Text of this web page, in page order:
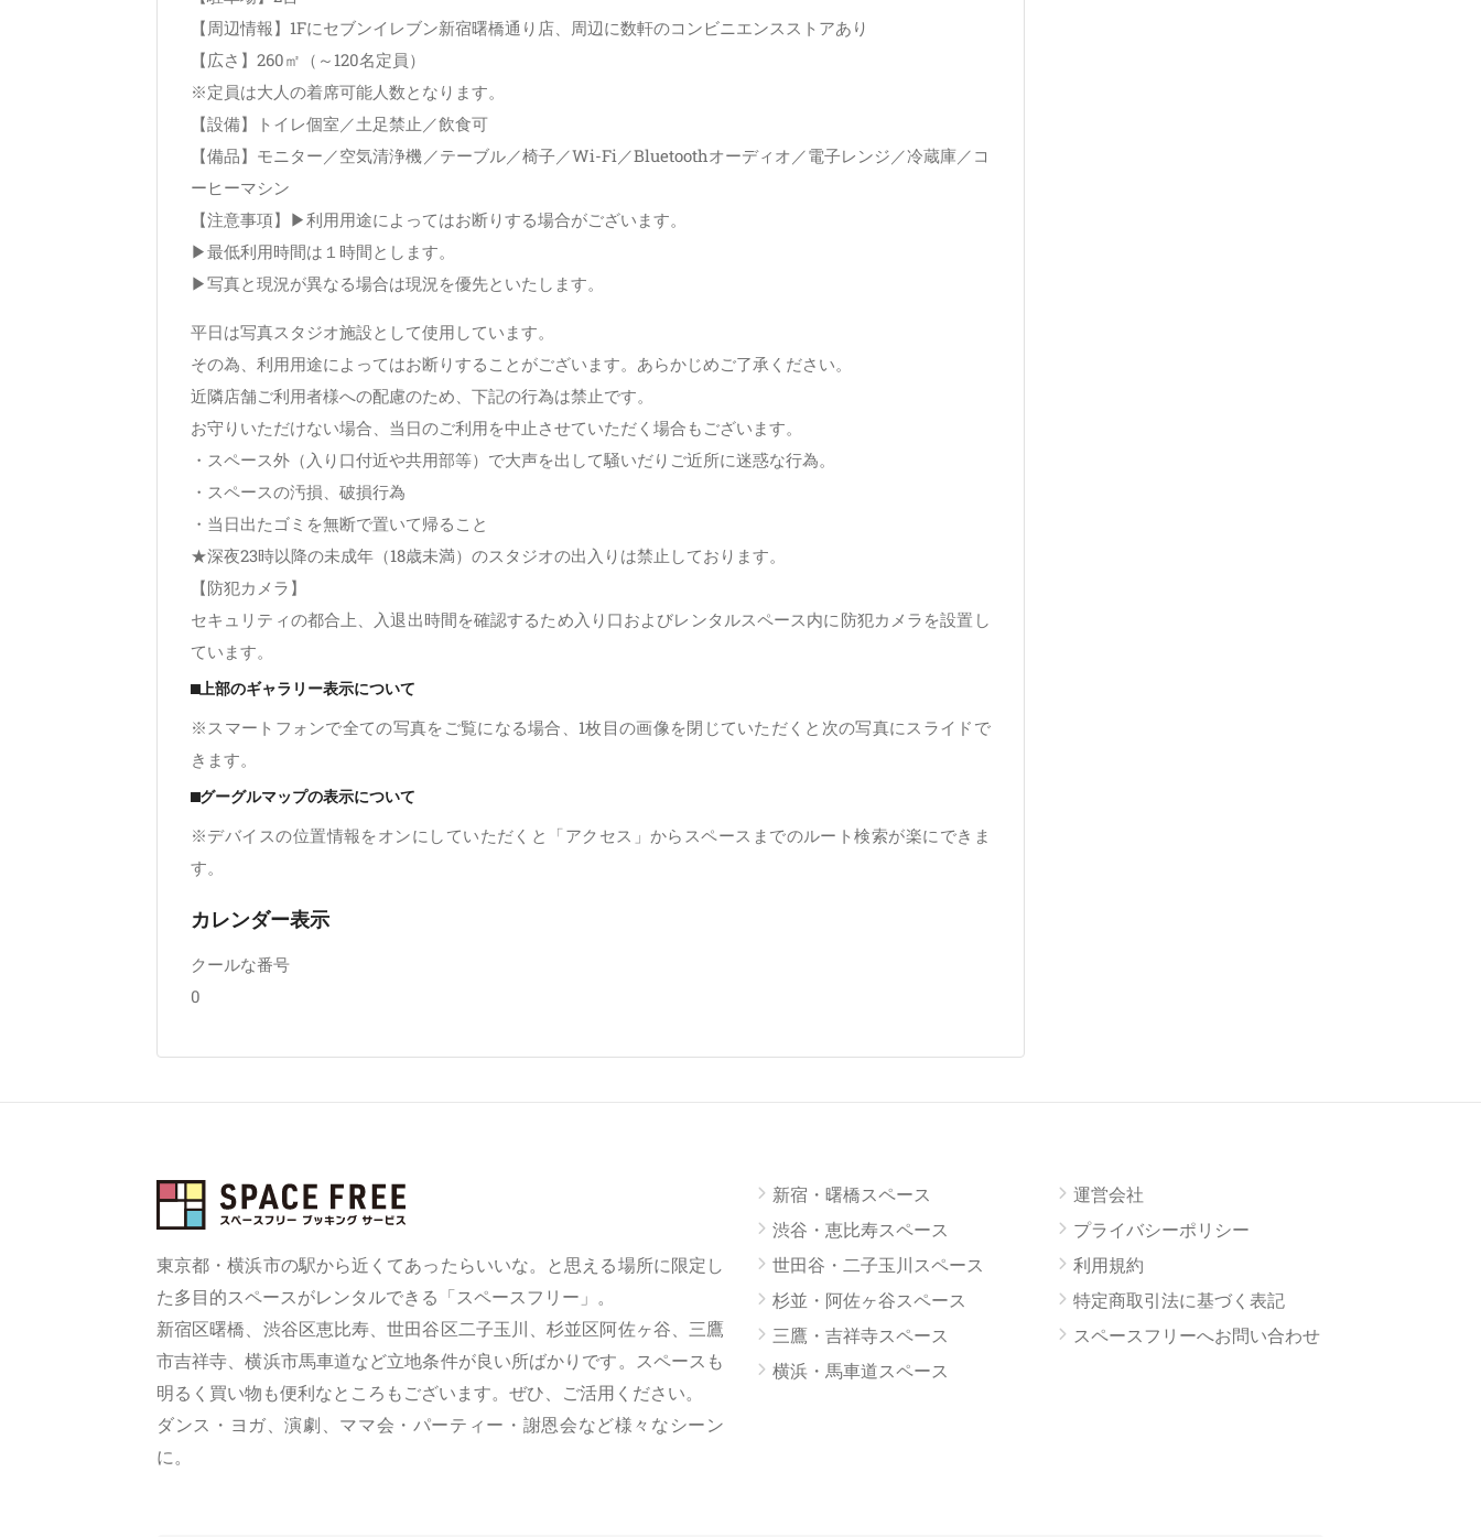
【周辺情報】1Fにセブンイレブン新宿曙橋通り店、周辺に数軒のコンビニエンスストアあり
【広さ】260㎡（～120名定員）
※定員は大人の着席可能人数となります。
【設備】トイレ個室／土足禁止／飲食可
【備品】モニター／空気清浄機／テーブル／椅子／Wi-Fi／Bluetoothオーディオ／電子レンジ／冷蔵庫／コ
ーヒーマシン
【注意事項】▶利用用途によってはお断りする場合がございます。
▶最低利用時間は１時間とします。
▶写真と現況が異なる場合は現況を優先といたします。
平日は写真スタジオ施設として使用しています。
その為、利用用途によってはお断りすることがございます。あらかじめご了承ください。
近隣店舗ご利用者様への配慮のため、下記の行為は禁止です。
お守りいただけない場合、当日のご利用を中止させていただく場合もございます。
・スペース外（入り口付近や共用部等）で大声を出して騒いだりご近所に迷惑な行為。
・スペースの汚損、破損行為
・当日出たゴミを無断で置いて帰ること
★深夜23時以降の未成年（18歳未満）のスタジオの出入りは禁止しております。
【防犯カメラ】
セキュリティの都合上、入退出時間を確認するため入り口およびレンタルスペース内に防犯カメラを設置し
ています。
⬛︎上部のギャラリー表示について
※スマートフォンで全ての写真をご覧になる場合、1枚目の画像を閉じていただくと次の写真にスライドで
きます。
⬛︎グーグルマップの表示について
※デバイスの位置情報をオンにしていただくと「アクセス」からスペースまでのルート検索が楽にできま
す。
カレンダー表示
クールな番号
0
東京都・横浜市の駅から近くてあったらいいな。と思える場所に限定し
た多目的スペースがレンタルできる「スペースフリー」。
新宿区曙橋、渋谷区恵比寿、世田谷区二子玉川、杉並区阿佐ヶ谷、三鷹
市吉祥寺、横浜市馬車道など立地条件が良い所ばかりです。スペースも
明るく買い物も便利なところもございます。ぜひ、ご活用ください。
ダンス・ヨガ、演劇、ママ会・パーティー・謝恩会など様々なシーン
に。
新宿・曙橋スペース
渋谷・恵比寿スペース
世田谷・二子玉川スペース
杉並・阿佐ヶ谷スペース
三鷹・吉祥寺スペース
横浜・馬車道スペース
運営会社
プライバシーポリシー
利用規約
特定商取引法に基づく表記
スペースフリーへお問い合わせ